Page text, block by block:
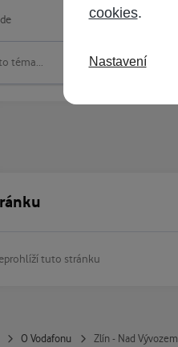
téma...
tuto stránku
O Vodafonu Zlín - Nad Vývozem
cookies.
Nastavení